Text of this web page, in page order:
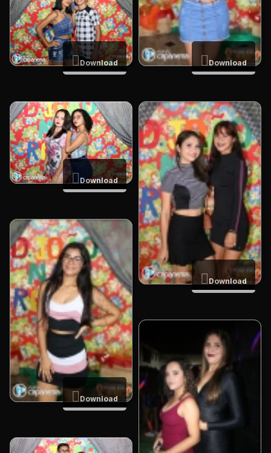
Download
Download
Download
Download
Download